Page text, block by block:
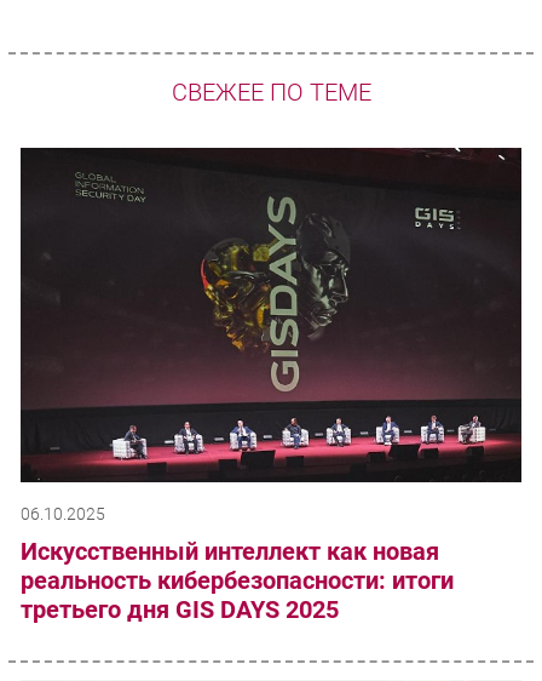
СВЕЖЕЕ ПО ТЕМЕ
06.10.2025
Искусственный интеллект как новая
реальность кибербезопасности: итоги
третьего дня GIS DAYS 2025